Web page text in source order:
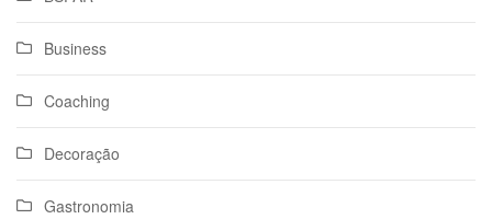
Business
Coaching
Decoração
Gastronomia